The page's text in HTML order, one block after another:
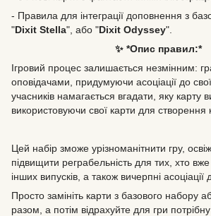
- Правила для інтеграції доповнення з
"Dixit Stella", або "Dixit Odyssey".
✨ *Опис правил:*
Ігровий процес залишається незмінним:
оповідачами, придумуючи асоціації до
учасників намагається вгадати, яку карту
використовуючи свої карти для створення
Цей набір зможе урізноманітнити гру,
підвищити реграбельність для тих, хто вже
інших випусків, а також вичерпні асоціації
Просто замініть карти з базового набору
разом, а потім відрахуйте для гри потрібну